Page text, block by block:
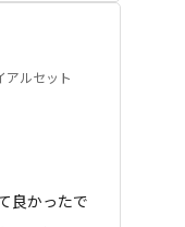
BG、グリセ
トール、ベタ
ス発酵液、ト
ス/ハトムギ種
カロミセス/デ
アルセット
良かったで